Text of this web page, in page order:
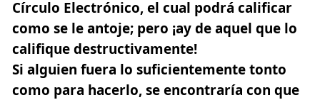
Círculo Electrónico, el cual podrá calificar
como se le antoje; pero ¡ay de aquel que lo
califique destructivamente!
Si alguien fuera lo suficientemente tonto
como para hacerlo, se encontraría con que